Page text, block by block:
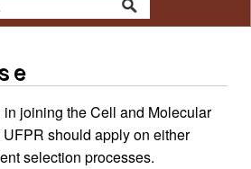
joining the Cell and Molecular
should apply on either
selection processes.